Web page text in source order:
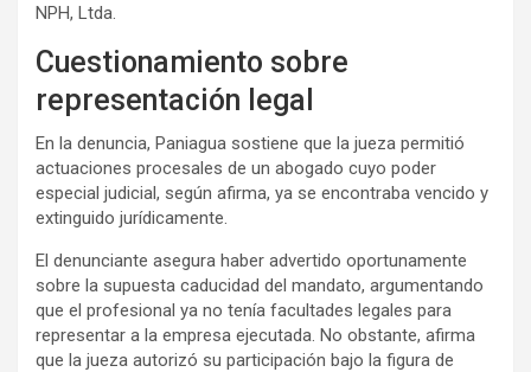
NPH, Ltda.
Cuestionamiento sobre
representación legal
En la denuncia, Paniagua sostiene que la jueza permitió
actuaciones procesales de un abogado cuyo poder
especial judicial, según afirma, ya se encontraba vencido y
extinguido jurídicamente.
El denunciante asegura haber advertido oportunamente
sobre la supuesta caducidad del mandato, argumentando
que el profesional ya no tenía facultades legales para
representar a la empresa ejecutada. No obstante, afirma
que la jueza autorizó su participación bajo la figura de